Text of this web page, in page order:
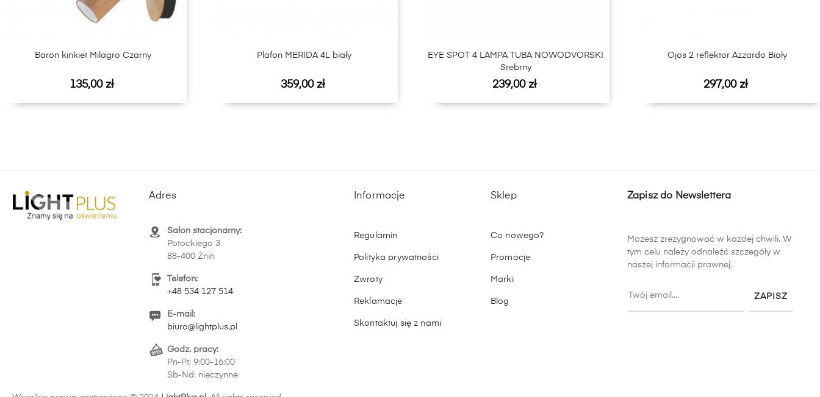
Baron kinkiet Milagro Czarny
Cena
135,00 zł
Plafon MERIDA 4L biały
Cena
359,00 zł
EYE SPOT 4 LAMPA TUBA NOWODVORSKI
Srebrny
Cena
239,00 zł
Ojos 2 reflektor Azzardo Biały
Cena
297,00 zł
Adres
Salon stacjonarny:
Potockiego 3
88-400 Żnin
Telefon:
+48 534 127 514
E-mail:
biuro@lightplus.pl
Godz. pracy:
Pn-Pt: 9:00-16:00
Sb-Nd: nieczynne
Informacje
Regulamin
Polityka prywatności
Zwroty
Reklamacje
Skontaktuj się z nami
Sklep
Co nowego?
Promocje
Marki
Blog
Zapisz do Newslettera
Możesz zrezygnować w każdej chwili. W
tym celu należy odnaleźć szczegóły w
naszej informacji prawnej.
ZAPISZ